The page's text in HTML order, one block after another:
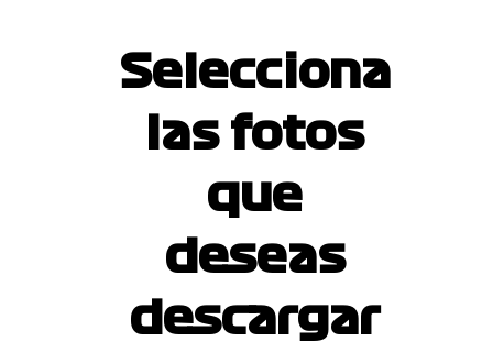
Selecciona
las fotos
que
deseas
descargar